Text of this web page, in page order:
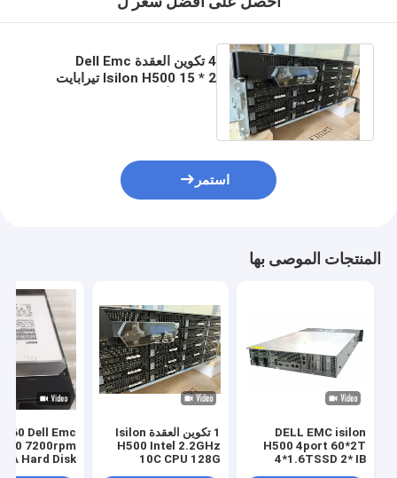
4 تكوين العقدة Dell Emc
Isilon H500 15 * 2 تيرابايت
استمر
المنتجات الموصى بها
DELL EMC isilon
H500 4port 60*2T
4*1.6TSSD 2* IB
1 تكوين العقدة Isilon
H500 Intel 2.2GHz
10C CPU 128G
7200rpm
Hard Disk